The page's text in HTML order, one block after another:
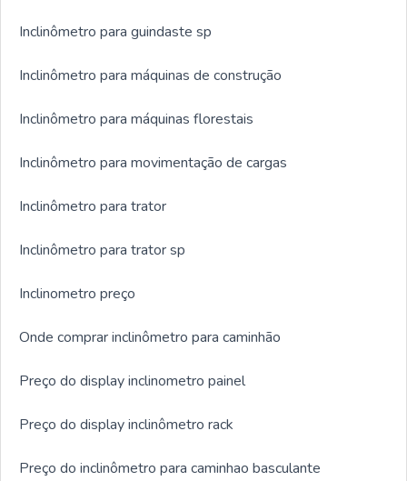
Inclinômetro para guindaste sp
Inclinômetro para máquinas de construção
Inclinômetro para máquinas florestais
Inclinômetro para movimentação de cargas
Inclinômetro para trator
Inclinômetro para trator sp
Inclinometro preço
Onde comprar inclinômetro para caminhão
Preço do display inclinometro painel
Preço do display inclinômetro rack
Preço do inclinômetro para caminhao basculante